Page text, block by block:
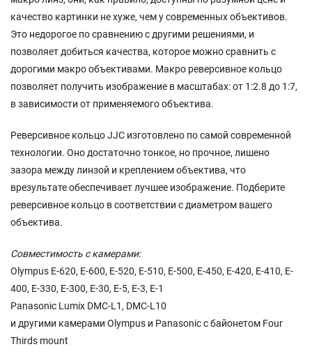
качество картинки не хуже, чем у современных объективов.
Это недорогое по сравнению с другими решениями, и
позволяет добиться качества, которое можно сравнить с
дорогими макро объективами. Макро реверсивное кольцо
позволяет получить изображение в масштабах: от 1:2.8 до 1:7,
в зависимости от применяемого объектива.
Реверсивное кольцо JJC изготовлено по самой современной
технологии. Оно достаточно тонкое, но прочное, лишено
зазора между линзой и креплением объектива, что
врезультате обеспечивает лучшее изображение. Подберите
реверсивное кольцо в соответствии с диаметром вашего
объектива.
Совместимость с камерами:
Olympus E-620, E-600, E-520, E-510, E-500, E-450, E-420, E-410, E-
400, E-330, E-300, E-30, E-5, E-3, E-1
Panasonic Lumix DMC-L1, DMC-L10
и другими камерами Olympus и Panasonic с байонетом Four
Thirds mount